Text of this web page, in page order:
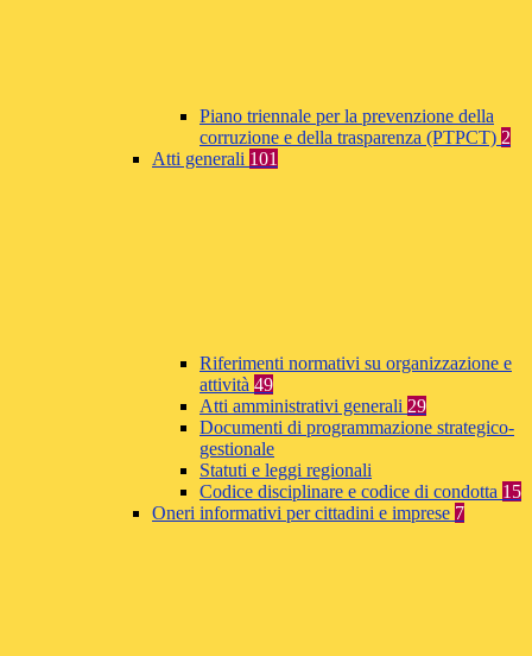
Piano triennale per la prevenzione della
corruzione e della trasparenza (PTPCT) 2
Atti generali 101
Riferimenti normativi su organizzazione e
attività 49
Atti amministrativi generali 29
Documenti di programmazione strategico-
gestionale
Statuti e leggi regionali
Codice disciplinare e codice di condotta 15
Oneri informativi per cittadini e imprese 7